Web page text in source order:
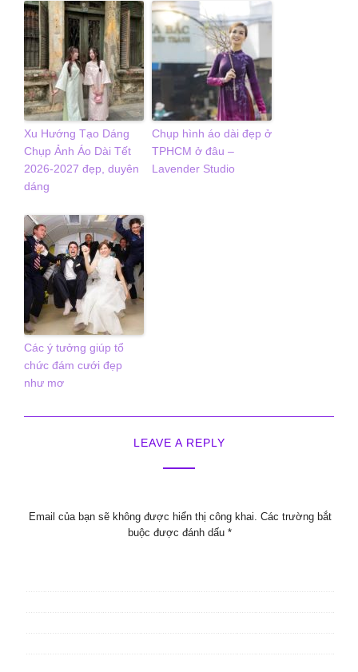
Xu Hướng Tạo Dáng
Chụp Ảnh Áo Dài Tết
2026-2027 đẹp, duyên
dáng
Chụp hình áo dài đẹp ở
TPHCM ở đâu –
Lavender Studio
Các ý tưởng giúp tổ
chức đám cưới đẹp
như mơ
LEAVE A REPLY
Email của bạn sẽ không được hiển thị công khai. Các trường bắt
buộc được đánh dấu*